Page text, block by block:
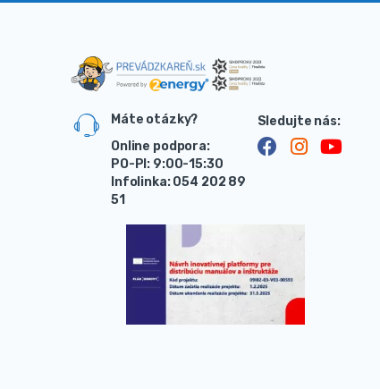
Máte otázky?
Online podpora:
PO-PI: 9:00-15:30
Infolinka: 054 202 89
51